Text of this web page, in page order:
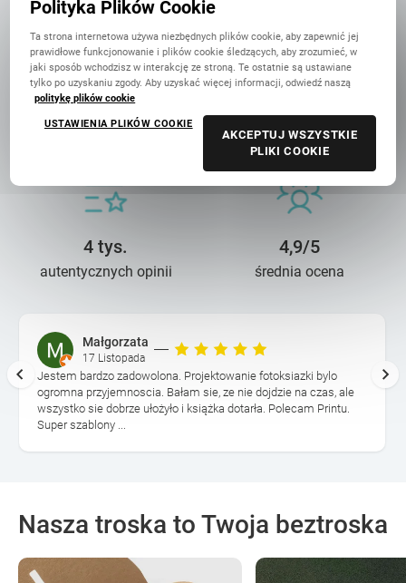
14 lat troski 90 mln+
wydrukowanych zdjęć
4 tys.
autentycznych opinii
4,9/5
średnia ocena
Małgorzata
17 Listopada
Jestem bardzo zadowolona. Projektowanie fotoksiazki bylo
ogromna przyjemnoscia. Bałam sie, ze nie dojdzie na czas, ale
wszystko sie dobrze ułożyło i książka dotarła. Polecam Printu.
Super szablony ...
Nasza troska to Twoja beztroska
Polityka Plików Cookie
Ta strona internetowa używa niezbędnych plików cookie, aby zapewnić jej
prawidłowe funkcjonowanie i plików cookie śledzących, aby zrozumieć, w
jaki sposób wchodzisz w interakcję ze stroną. Te ostatnie są ustawiane
tylko po uzyskaniu zgody. Aby uzyskać więcej informacji, odwiedź naszą
politykę plików cookie
USTAWIENIA PLIKÓW COOKIE
AKCEPTUJ WSZYSTKIE
PLIKI COOKIE